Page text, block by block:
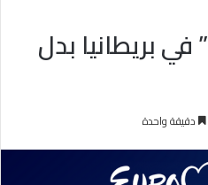
“يوروفيجن 2023” في بريطانيا بدل
دقيقة واحدة